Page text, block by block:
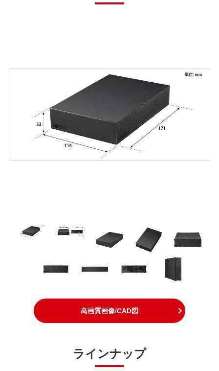
高画質画像/CAD図
ラインナップ